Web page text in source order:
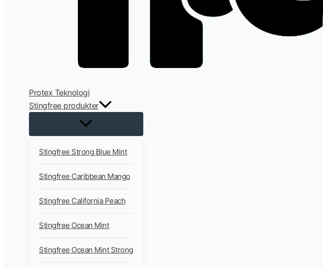
Protex Teknologi
Stingfree produkter
Stingfree Strong Blue Mint
Stingfree Caribbean Mango
Stingfree California Peach
Stingfree Ocean Mint
Stingfree Ocean Mint Strong